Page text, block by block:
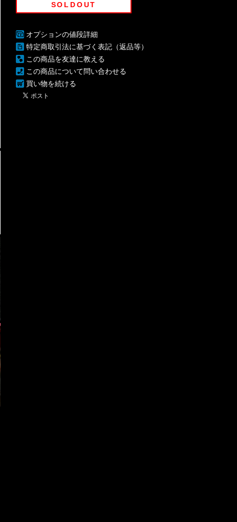
SOLDOUT
オプションの値段詳細
特定商取引法に基づく表記（返品等）
この商品を友達に教える
この商品について問い合わせる
買い物を続ける